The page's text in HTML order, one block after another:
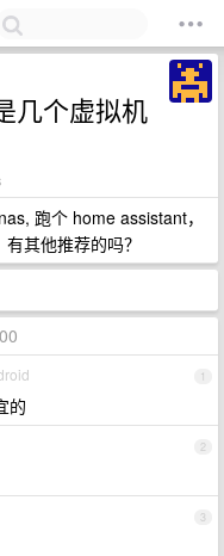
几个虚拟机
跑个 home assistant，
其他推荐的吗？
1
的
2
3